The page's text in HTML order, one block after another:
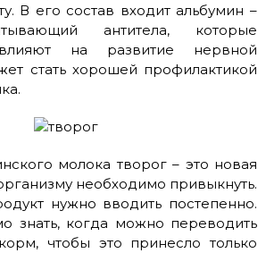
В его состав входит альбумин –
антитела, которые
на развитие нервной
стать хорошей профилактикой
молока творог – это новая
необходимо привыкнуть.
нужно вводить постепенно.
знать, когда можно переводить
чтобы это принесло только